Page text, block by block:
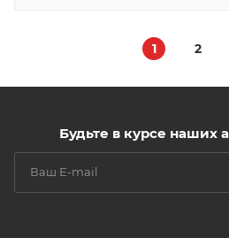
1 2
Будьте в курсе наших